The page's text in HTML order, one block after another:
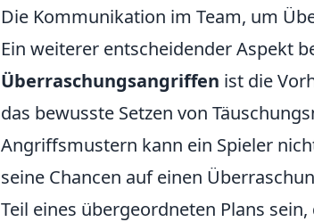
Die Kommunikation im Team, um
Ein weiterer entscheidender Aspekt
Überraschungsangriffen ist die
das bewusste Setzen von
Angriffsmustern kann ein Spieler
seine Chancen auf einen
Teil eines übergeordneten Plans